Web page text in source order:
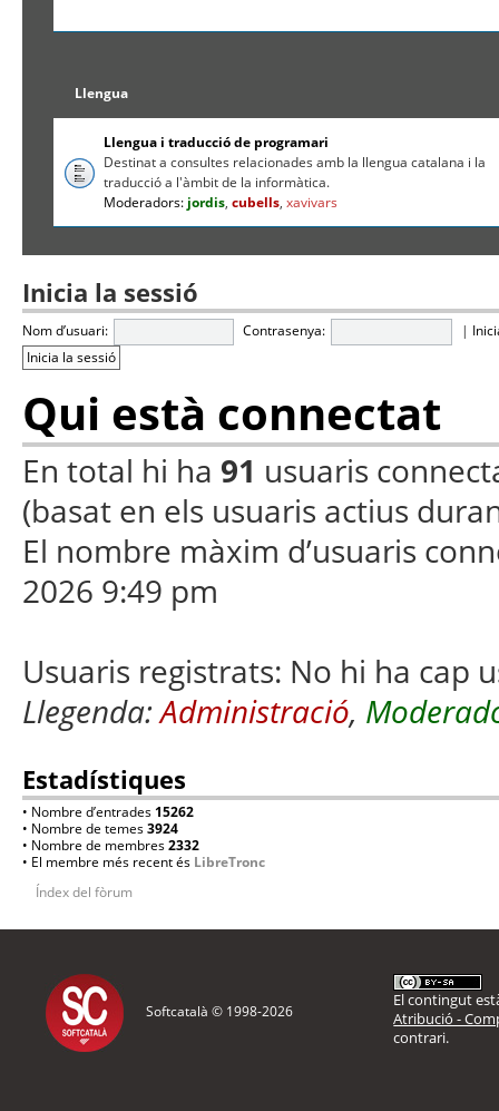
Llengua
Llengua i traducció de programari
Destinat a consultes relacionades amb la llengua catalana i la
traducció a l'àmbit de la informàtica.
Moderadors: jordis,cubells,xavivars
Inicia la sessió
Nom d’usuari: Contrasenya: |
Qui està connectat
En total hi ha 91 usuaris
(basat en els usuaris actius
El nombre màxim d’usuaris
2026 9:49 pm
Usuaris registrats: No hi ha cap
Llegenda:Administració,
Estadístiques
• Nombre d’entrades 15262
• Nombre de temes3924
• Nombre de membres2332
• El membre més recent és LibreTronc
Índex del fòrum
Softcatalà © 1998-2026
El contingut
Atribució -
contrari.